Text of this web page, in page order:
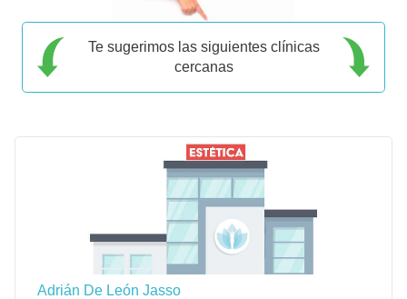
Te sugerimos las siguientes clínicas
cercanas
Adrián De León Jasso